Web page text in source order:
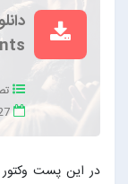
27 آگوست 2014